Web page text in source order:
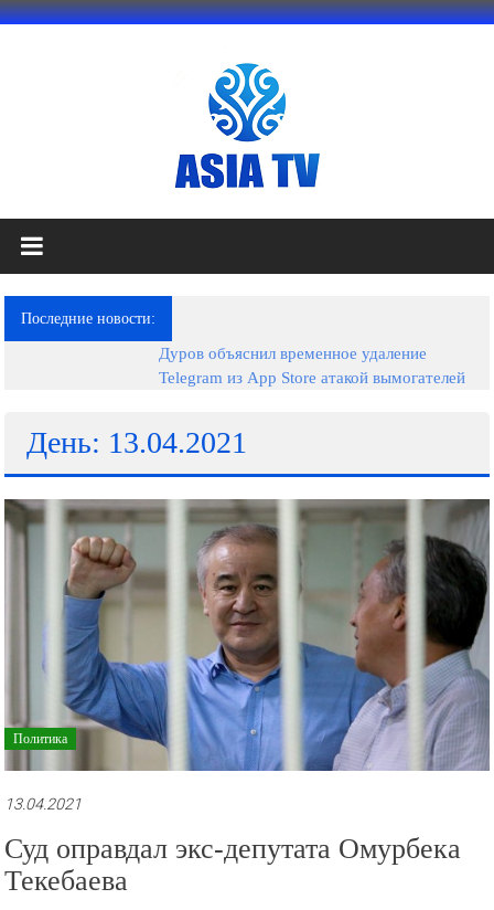
Перейти
АЗИЯ
ТВ
это
телеканал
фильмы,
музыкальные
рекламные
ролики
презентации.
Последние новости:
Дуров объяснил временное удаление
Telegram из App Store атакой вымогателей
День: 13.04.2021
Политика
13.04.2021
Суд оправдал экс-депутата Омурбека
Текебаева